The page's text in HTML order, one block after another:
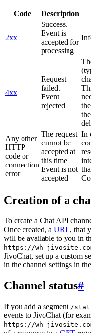
Code Description
2xx
Success.
Event is
accepted for
processing
4xx
Request
failed.
Event
rejected
Any other
HTTP
code or
connection
error
The request
cannot be
accepted at
this time.
Event is not
accepted
In
Creation of a
To create a Chat API
Once created, a URL, that
will be available to you in
https://
JivoChat, set up a custom
in the channel settings in
Channel status#
If you add a segment /
events to JivoChat (for
https://